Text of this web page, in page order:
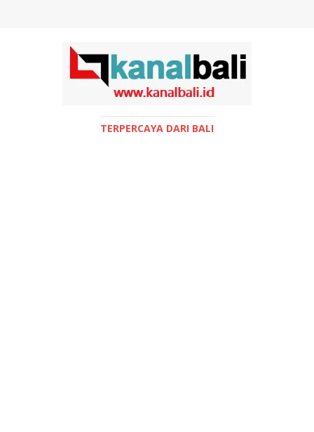
TERPERCAYA DARI BALI